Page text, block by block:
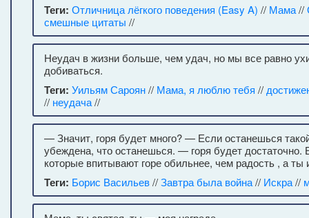
Теги: Отличница лёгкого поведения (Easy A) // Мама//
смешные цитаты //
Неудач в жизни больше, чем удач, но мы все равно
добиваться.
Теги: Уильям Сароян// Мама, я люблю тебя //
// неудача//
— Значит, горя будет много? — Если останешься
убеждена, что останешься. — горя будет достаточно.
которые впитывают горе обильнее, чем радость , а ты
Теги: Борис Васильев//Завтра была война// Искра//